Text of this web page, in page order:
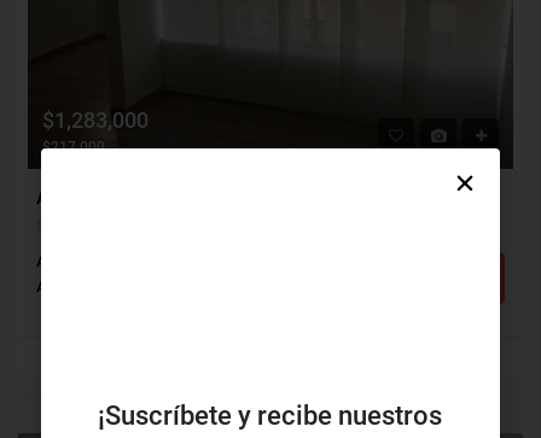
$1,283,000
$217,000
Alcobas: 2
Apartamento
¡Suscríbete y recibe nuestros